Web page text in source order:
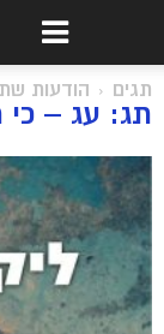
תגים הודעות
תג: עג –